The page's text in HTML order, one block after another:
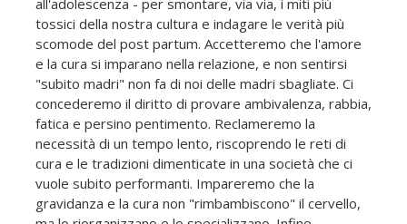
tossici della nostra cultura e indagare le verità più
scomode del post partum. Accetteremo che l'amore
e la cura si imparano nella relazione, e non sentirsi
"subito madri" non fa di noi delle madri sbagliate. Ci
concederemo il diritto di provare ambivalenza, rabbia,
fatica e persino pentimento. Reclameremo la
necessità di un tempo lento, riscoprendo le reti di
cura e le tradizioni dimenticate in una società che ci
vuole subito performanti. Impareremo che la
gravidanza e la cura non "rimbambiscono" il cervello,